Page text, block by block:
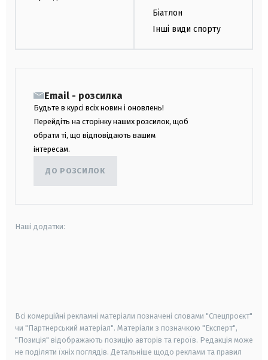
Біатлон
Інші види спорту
Email - розсилка
Будьте в курсі всіх новин і оновлень!
Перейдіть на сторінку наших розсилок, щоб
обрати ті, що відповідають вашим
інтересам.
ДО РОЗСИЛОК
Наші додатки:
Всі комерційні рекламні матеріали позначені словами "Спецпроєкт"
чи "Партнерський матеріал". Матеріали з позначкою "Експерт",
"Позиція" відображають позицію авторів та героїв. Редакція може
не поділяти їхніх поглядів. Детальніше щодо реклами та правил